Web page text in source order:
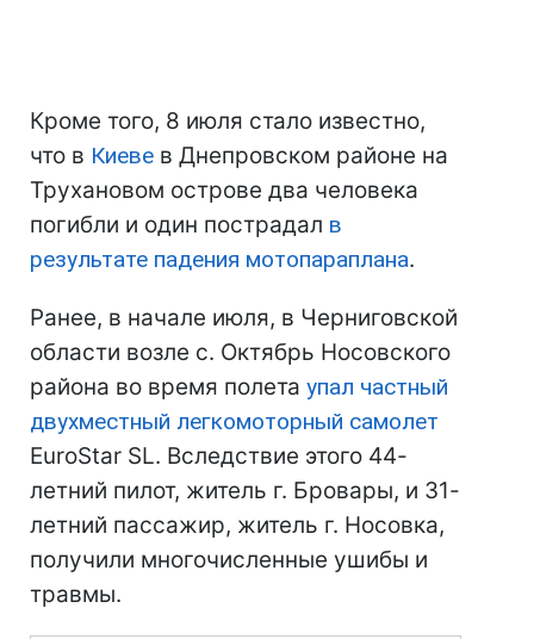
Кроме того, 8 июля стало известно,
что в Киеве в Днепровском районе на
Трухановом острове два человека
погибли и один пострадал в
результате падения мотопараплана.
Ранее, в начале июля, в Черниговской
области возле с. Октябрь Носовского
района во время полета упал частный
двухместный легкомоторный самолет
EuroStar SL. Вследствие этого 44-
летний пилот, житель г. Бровары, и 31-
летний пассажир, житель г. Носовка,
получили многочисленные ушибы и
травмы.